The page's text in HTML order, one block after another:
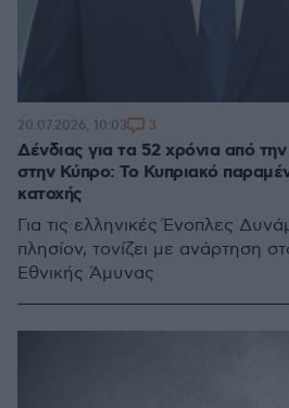
Δένδιας για τα 52 χρόνια από
στην Κύπρο: Το Κυπριακό
κατοχής
Για τις ελληνικές Ένοπλες
πλησίον, τονίζει με ανάρτηση
Εθνικής Άμυνας
20.07.2026, 10:03 3